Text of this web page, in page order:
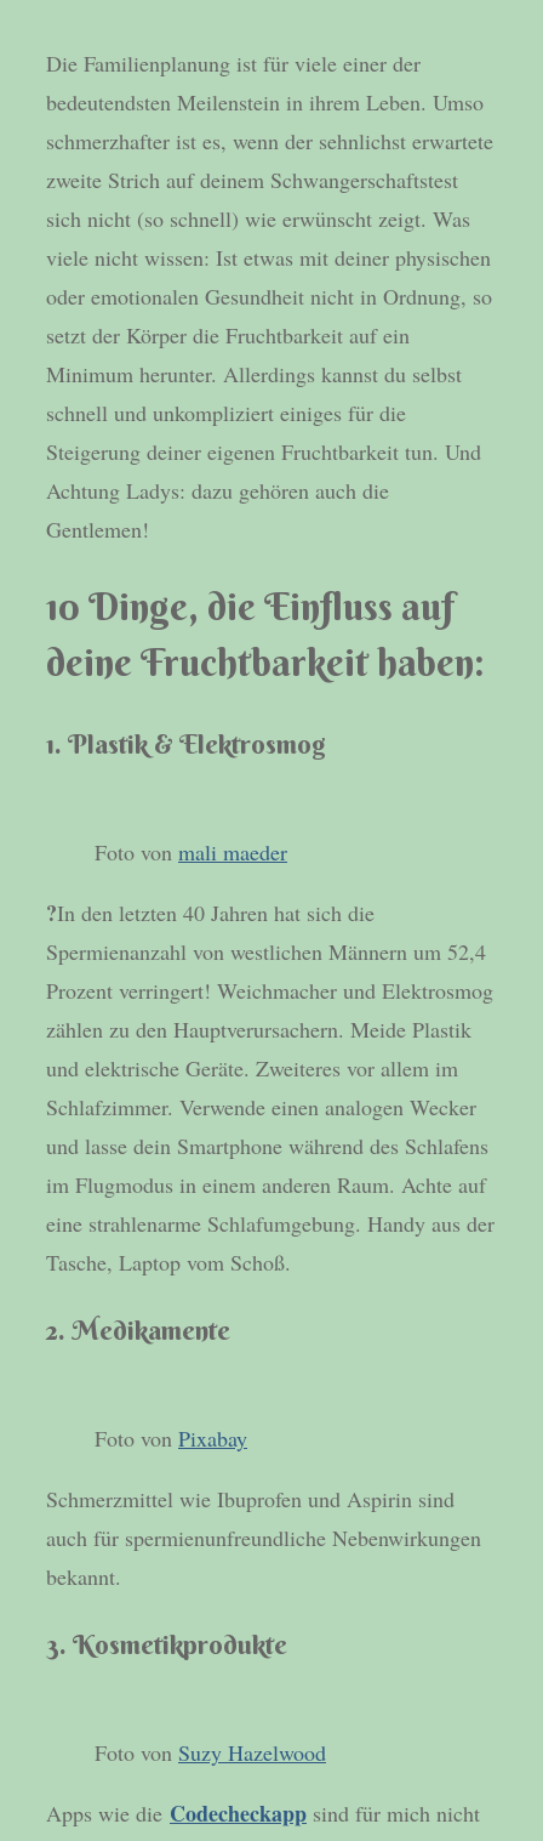
Die Familienplanung ist für viele einer der
bedeutendsten Meilenstein in ihrem Leben. Umso
schmerzhafter ist es, wenn der sehnlichst erwartete
zweite Strich auf deinem Schwangerschaftstest
sich nicht (so schnell) wie erwünscht zeigt. Was
viele nicht wissen: Ist etwas mit deiner physischen
oder emotionalen Gesundheit nicht in Ordnung, so
setzt der Körper die Fruchtbarkeit auf ein
Minimum herunter. Allerdings kannst du selbst
schnell und unkompliziert einiges für die
Steigerung deiner eigenen Fruchtbarkeit tun. Und
Achtung Ladys: dazu gehören auch die
Gentlemen!
10 Dinge, die Einfluss auf
deine Fruchtbarkeit haben:
1. Plastik & Elektrosmog
Foto von mali maeder
?In den letzten 40 Jahren hat sich die
Spermienanzahl von westlichen Männern um 52,4
Prozent verringert! Weichmacher und Elektrosmog
zählen zu den Hauptverursachern. Meide Plastik
und elektrische Geräte. Zweiteres vor allem im
Schlafzimmer. Verwende einen analogen Wecker
und lasse dein Smartphone während des Schlafens
im Flugmodus in einem anderen Raum. Achte auf
eine strahlenarme Schlafumgebung. Handy aus der
Tasche, Laptop vom Schoß.
2. Medikamente
Foto von Pixabay
Schmerzmittel wie Ibuprofen und Aspirin sind
auch für spermienunfreundliche Nebenwirkungen
bekannt.
3. Kosmetikprodukte
Foto von Suzy Hazelwood
Apps wie die Codecheckapp sind für mich nicht